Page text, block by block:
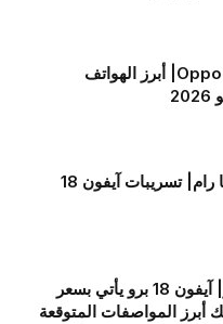
أبرزها Oppo Reno 16| أبرز الهواتف
من 8 إلى 9 جيجا رام| تسريبات آيفون 18
ارتفاع في السعر| آيفون 18 برو يأتي بسعر